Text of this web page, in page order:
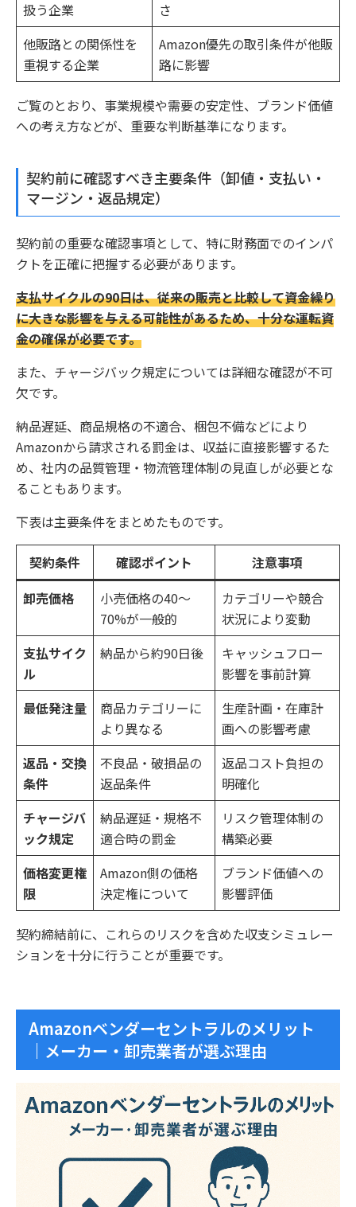
扱う企業
さ
他販路との関係性を
重視する企業
Amazon優先の取引条件が他販
路に影響
ご覧のとおり、事業規模や需要の安定性、ブランド価値
への考え方などが、重要な判断基準になります。
契約前に確認すべき主要条件（卸値・支払い・
マージン・返品規定）
契約前の重要な確認事項として、特に財務面でのインパ
クトを正確に把握する必要があります。
支払サイクルの90日は、従来の販売と比較して資金繰り
に大きな影響を与える可能性があるため、十分な運転資
金の確保が必要です。
また、チャージバック規定については詳細な確認が不可
欠です。
納品遅延、商品規格の不適合、梱包不備などにより
Amazonから請求される罰金は、収益に直接影響するた
め、社内の品質管理・物流管理体制の見直しが必要とな
ることもあります。
下表は主要条件をまとめたものです。
契約条件 確認ポイント
注意事項
卸売価格
小売価格の40～
70%が一般的
カテゴリーや競合
状況により変動
支払サイク
ル
納品から約90日後
キャッシュフロー
影響を事前計算
最低発注量
商品カテゴリーに
より異なる
生産計画・在庫計
画への影響考慮
返品・交換
条件
不良品・破損品の
返品条件
返品コスト負担の
明確化
チャージバ
ック規定
納品遅延・規格不
適合時の罰金
リスク管理体制の
構築必要
価格変更権
限
Amazon側の価格
決定権について
ブランド価値への
影響評価
契約締結前に、これらのリスクを含めた収支シミュレー
ションを十分に行うことが重要です。
Amazonベンダーセントラルのメリット
｜メーカー・卸売業者が選ぶ理由